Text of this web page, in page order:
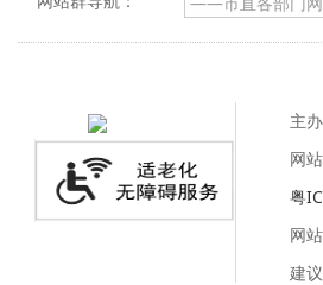
主
网
粤
网
建